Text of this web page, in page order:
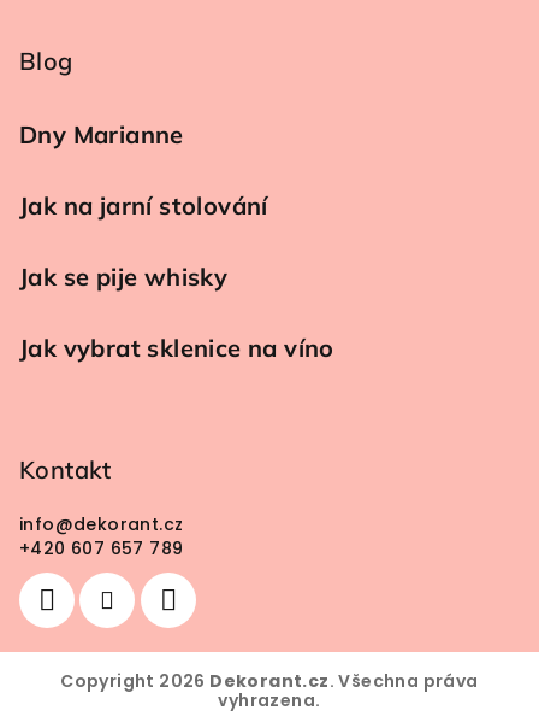
Blog
Dny Marianne
Jak na jarní stolování
Jak se pije whisky
Jak vybrat sklenice na víno
Kontakt
info@dekorant.cz
+420 607 657 789
Copyright 2026 Dekorant.cz. Všechna práva
vyhrazena.